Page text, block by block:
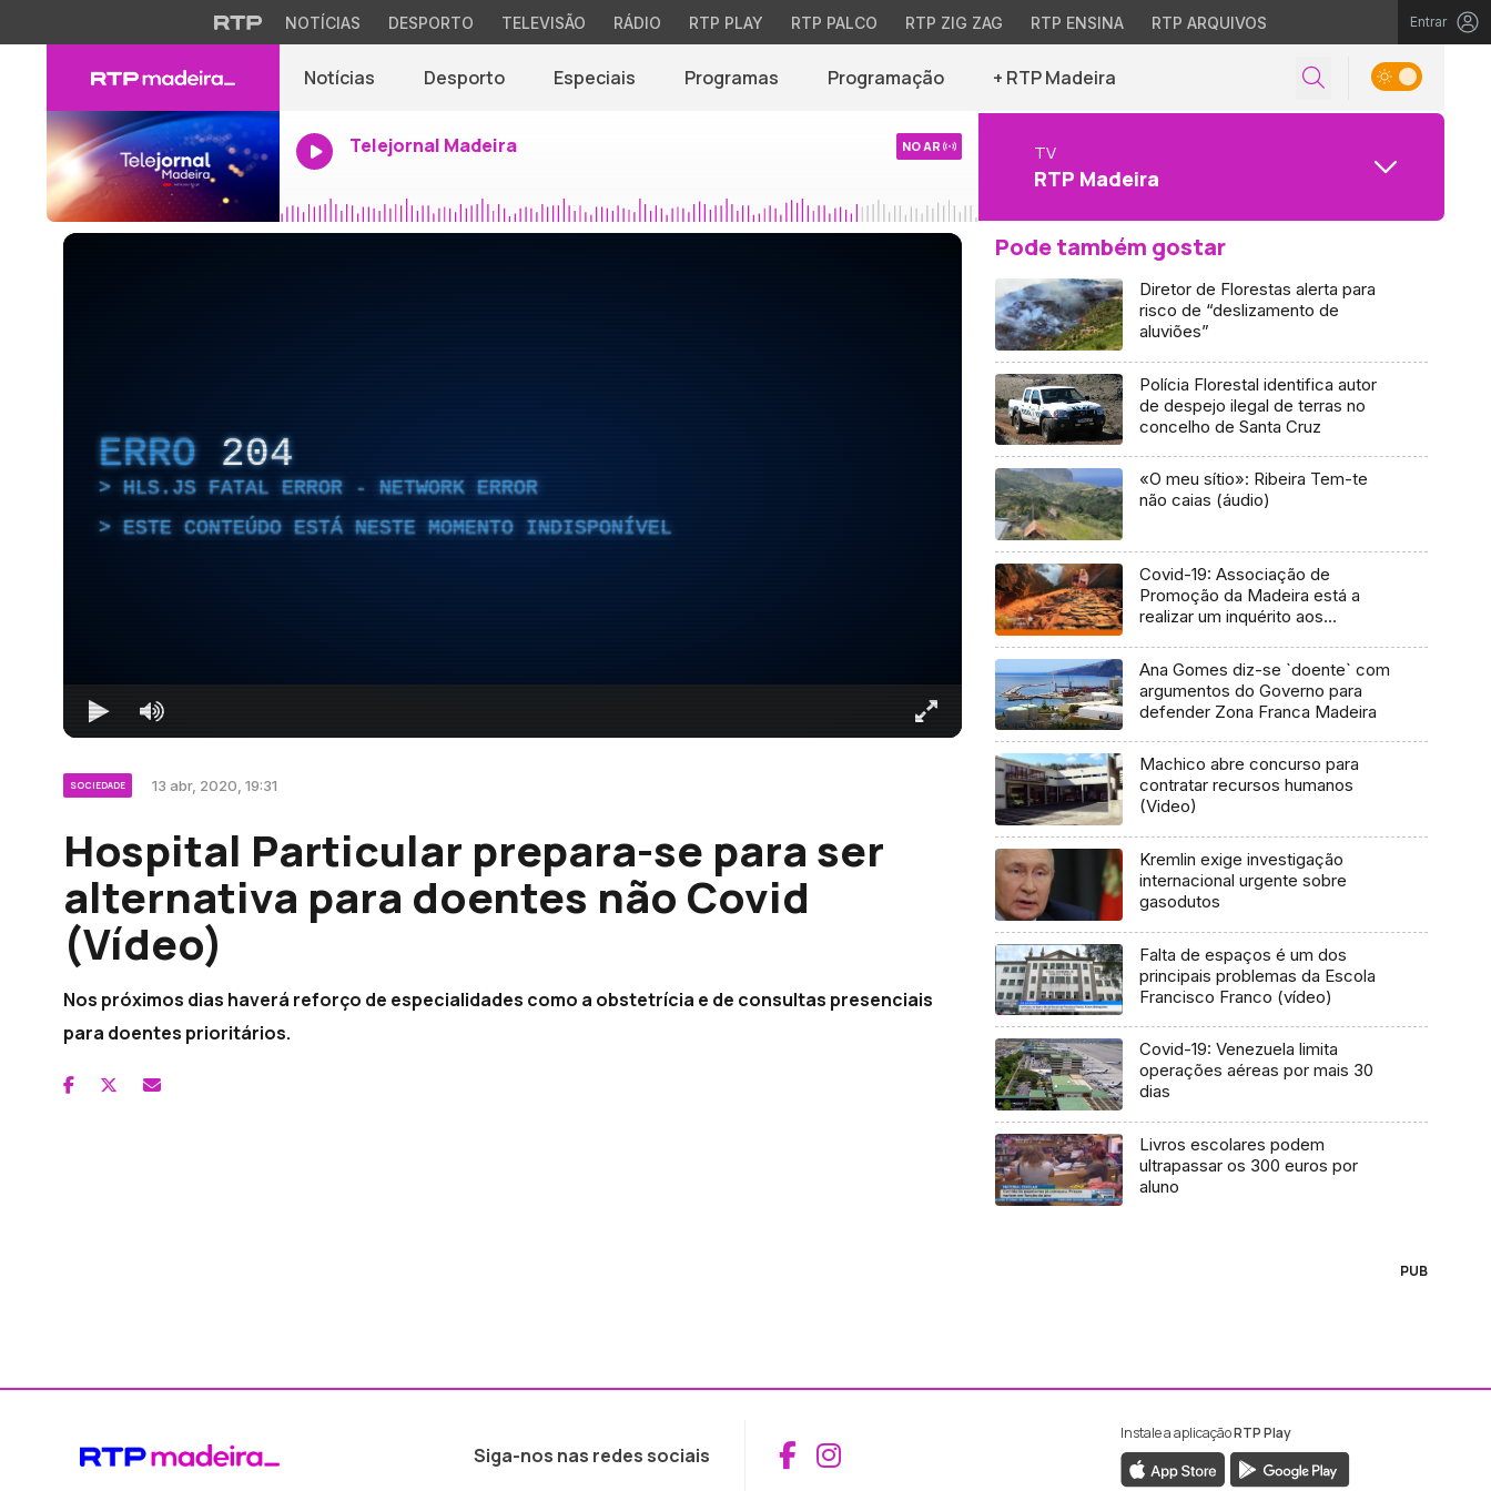
NOTÍCIAS DESPORTO TELEVISÃO RÁDIO RTP PLAY RTP PALCO RTP ZIG ZAG RTP ENSINA RTP ARQUIVOS Entrar
Notícias Desporto Especiais Programas Programação + RTP Madeira
Telejornal Madeira NO AR TV
RTP Madeira
ERRO 204
HLS.JS FATAL ERROR - NETWORK ERROR
ESTE CONTEÚDO ESTÁ NESTE MOMENTO INDISPONÍVEL
SOCIEDADE 13 abr, 2020, 19:31
Hospital Particular prepara-se para ser
alternativa para doentes não Covid
(Vídeo)
Nos próximos dias haverá reforço de especialidades como a obstetrícia e de consultas presenciais
para doentes prioritários.
Pode também gostar
Diretor de Florestas alerta para
risco de “deslizamento de
aluviões”
Polícia Florestal identifica autor
de despejo ilegal de terras no
concelho de Santa Cruz
«O meu sítio»: Ribeira Tem-te
não caias (áudio)
Covid-19: Associação de
Promoção da Madeira está a
realizar um inquérito aos
Ana Gomes diz-se `doente` com
argumentos do Governo para
defender Zona Franca Madeira
Machico abre concurso para
contratar recursos humanos
(Video)
Kremlin exige investigação
internacional urgente sobre
gasodutos
Falta de espaços é um dos
principais problemas da Escola
Francisco Franco (vídeo)
Covid-19: Venezuela limita
operações aéreas por mais 30
dias
Livros escolares podem
ultrapassar os 300 euros por
aluno
PUB
Siga-nos nas redes sociais Aceder ao Facebook da RTP Madeira
Aceder ao Instagram da RTP Madeira
Instale a aplicaçãoRTP Play